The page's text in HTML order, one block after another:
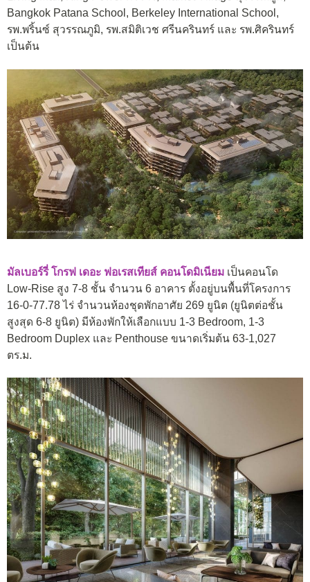
Bangkok Patana School, Berkeley International School,
รพ.พริ้นซ์ สุวรรณภูมิ, รพ.สมิติเวช ศรีนครินทร์ และ รพ.ศิครินทร์
เป็นต้น
มัลเบอร์รี่ โกรฟ เดอะ ฟอเรสเทียส์ คอนโดมิเนียม เป็นคอนโด
Low-Rise สูง 7-8 ชั้น จำนวน 6 อาคาร ตั้งอยู่บนพื้นที่โครงการ
16-0-77.78 ไร่ จำนวนห้องชุดพักอาศัย 269 ยูนิต (ยูนิตต่อชั้น
สูงสุด 6-8 ยูนิต) มีห้องพักให้เลือกแบบ 1-3 Bedroom, 1-3
Bedroom Duplex และ Penthouse ขนาดเริ่มต้น 63-1,027
ตร.ม.